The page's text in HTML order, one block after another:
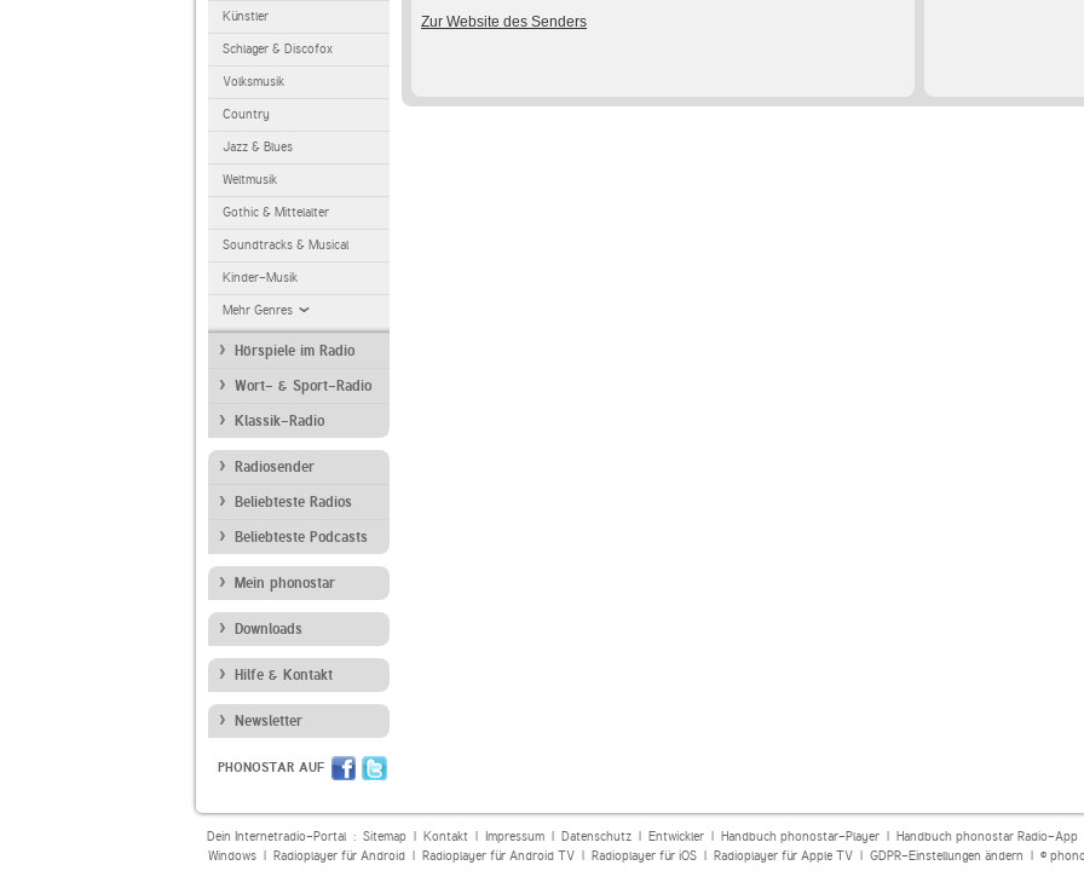
Künstler
Schlager & Discofox
Volksmusik
Country
Jazz & Blues
Weltmusik
Gothic & Mittelalter
Soundtracks & Musical
Kinder-Musik
Mehr Genres
Hörspiele im Radio
Wort- & Sport-Radio
Klassik-Radio
Radiosender
Beliebteste Radios
Beliebteste Podcasts
Mein phonostar
Downloads
Hilfe & Kontakt
Newsletter
PHONOSTAR AUF
Zur Website des Senders
Dein Internetradio-Portal : Sitemap| Kontakt| Impressum| Datenschutz| Entwickler| Handbuch phonostar-Player| Handbuch phonostar Radio-App
Windows| Radioplayer für Android| Radioplayer für Android TV| Radioplayer für iOS| Radioplayer für Apple TV| GDPR-Einstellungen ändern | ©